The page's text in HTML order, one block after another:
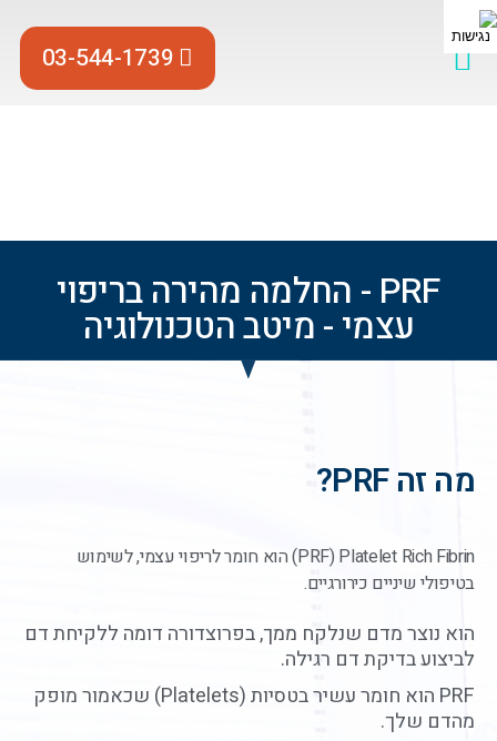
03-544-1739
PRF - החלמה מהירה בריפוי
עצמי - מיטב הטכנולוגיה
מה זה PRF?
PRF) Platelet Rich Fibrin) הוא חומר לריפוי עצמי, לשימוש
בטיפולי שיניים כירורגיים.
הוא נוצר מדם שנלקח ממך, בפרוצדורה דומה ללקיחת דם
לביצוע בדיקת דם רגילה.
PRF הוא חומר עשיר בטסיות (Platelets) שכאמור מופק
מהדם שלך.